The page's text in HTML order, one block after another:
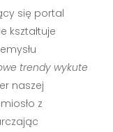
się portal
kształtuje
trendy wykute
naszej
z